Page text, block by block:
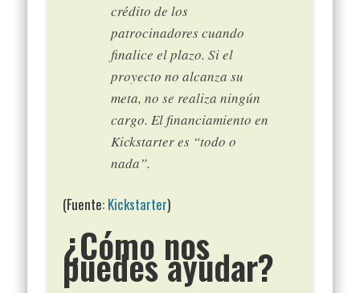
crédito de los
patrocinadores cuando
finalice el plazo. Si el
proyecto no alcanza su
meta, no se realiza ningún
cargo. El financiamiento en
Kickstarter es “todo o
nada”.
(Fuente: Kickstarter)
¿Cómo nos
puedes ayudar?